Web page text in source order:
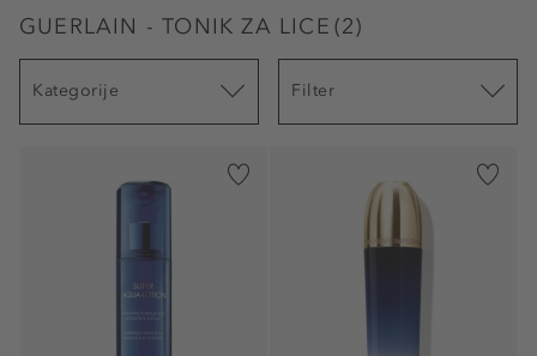
GUERLAIN - TONIK ZA LICE (2)
Kategorije Filter